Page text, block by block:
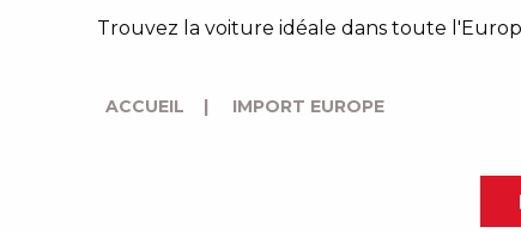
Trouvez la voiture idéale dans toute
ACCUEIL | IMPORT EUROPE